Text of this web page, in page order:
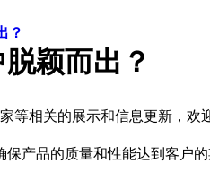
？
颖而出？
等相关的展示和信息更新，欢
保产品的质量和性能达到客户